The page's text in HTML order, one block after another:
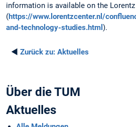
information is available on the
(https://www.lorentzcenter.nl/
and-technology-studies.html ).
◄ Zurück zu: Aktuelles
Über die TUM
Aktuelles